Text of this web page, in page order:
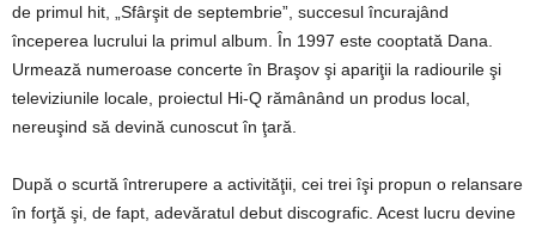
de primul hit, „Sfârşit de septembrie”, succesul încurajând
începerea lucrului la primul album. În 1997 este cooptată Dana.
Urmează numeroase concerte în Braşov şi apariţii la radiourile şi
televiziunile locale, proiectul Hi-Q rămânând un produs local,
nereuşind să devină cunoscut în ţară.
După o scurtă întrerupere a activităţii, cei trei îşi propun o relansare
în forţă şi, de fapt, adevăratul debut discografic. Acest lucru devine